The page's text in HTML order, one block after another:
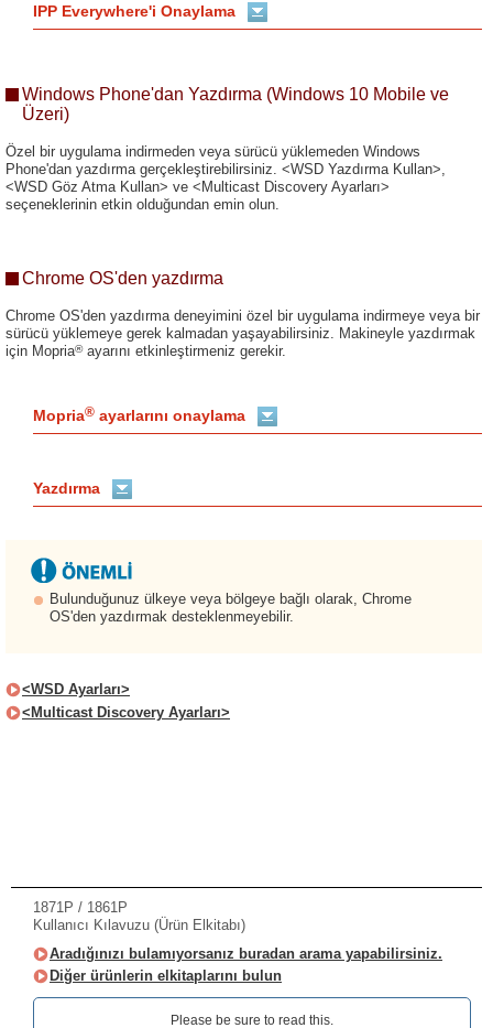
IPP Everywhere'i Onaylama
Windows Phone'dan Yazdırma (Windows 10 Mobile ve
Üzeri)
Özel bir uygulama indirmeden veya sürücü yüklemeden Windows
Phone'dan yazdırma gerçekleştirebilirsiniz. <WSD Yazdırma Kullan>,
<WSD Göz Atma Kullan> ve <Multicast Discovery Ayarları>
seçeneklerinin etkin olduğundan emin olun.
Chrome OS'den yazdırma
Chrome OS'den yazdırma deneyimini özel bir uygulama indirmeye veya bir
sürücü yüklemeye gerek kalmadan yaşayabilirsiniz. Makineyle yazdırmak
için Mopria®ayarını etkinleştirmeniz gerekir.
Mopria® ayarlarını onaylama
Yazdırma
Bulunduğunuz ülkeye veya bölgeye bağlı olarak, Chrome
OS'den yazdırmak desteklenmeyebilir.
<WSD Ayarları>
<Multicast Discovery Ayarları>
1871P / 1861P
Kullanıcı Kılavuzu (Ürün Elkitabı)
Aradığınızı bulamıyorsanız buradan arama yapabilirsiniz.
Diğer ürünlerin elkitaplarını bulun
Please be sure to read this.‎